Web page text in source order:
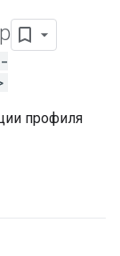
профиля